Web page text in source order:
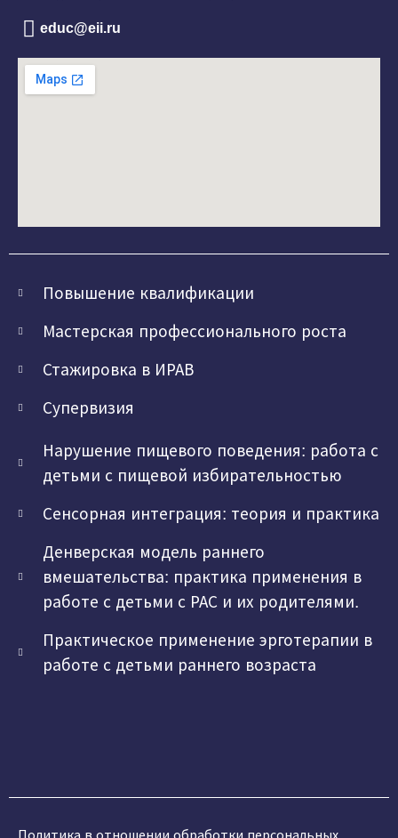
educ@eii.ru
Повышение квалификации
Мастерская профессионального роста
Стажировка в ИРАВ
Супервизия
Нарушение пищевого поведения: работа с
детьми с пищевой избирательностью
Сенсорная интеграция: теория и практика
Денверская модель раннего
вмешательства: практика применения в
работе с детьми с РАС и их родителями.
Практическое применение эрготерапии в
работе с детьми раннего возраста
Политика в отношении обработки персональных